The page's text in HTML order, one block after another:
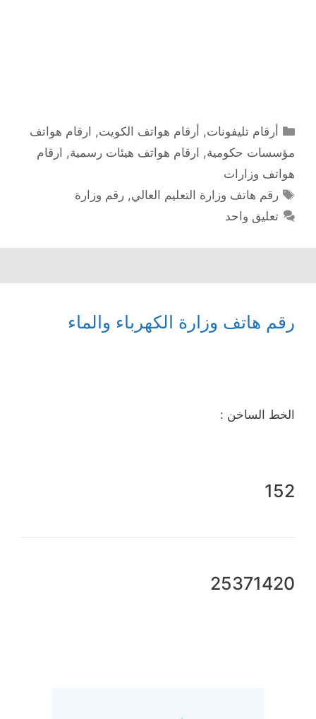
التصنيفات
أرقام تليفونات, أرقام هواتف الكويت, ارقام هواتف
مؤسسات حكومية, ارقام هواتف هيئات رسمية, ارقام
هواتف وزارات
الوسوم
رقم هاتف وزارة التعليم العالي,رقم وزارة
تعليق واحد
رقم هاتف وزارة الكهرباء والماء
الخط الساخن :
152
25371420